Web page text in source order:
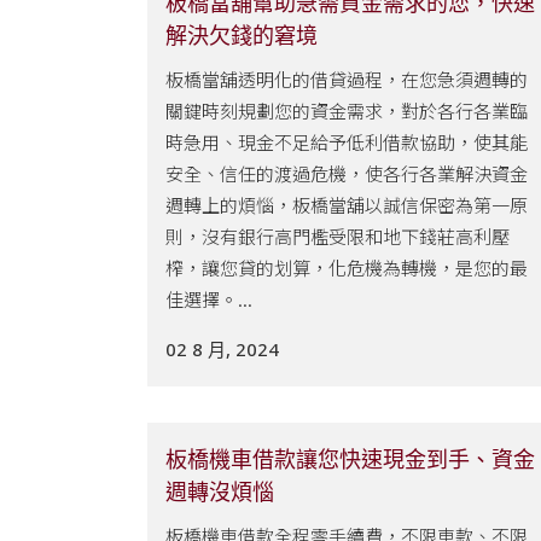
解決欠錢的窘境
板橋當舖透明化的借貸過程，在您急須週轉的
關鍵時刻規劃您的資金需求，對於各行各業臨
時急用、現金不足給予低利借款協助，使其能
安全、信任的渡過危機，使各行各業解決資金
週轉上的煩惱，板橋當舖以誠信保密為第一原
則，沒有銀行高門檻受限和地下錢莊高利壓
榨，讓您貸的划算，化危機為轉機，是您的最
佳選擇。...
02 8 月, 2024
板橋機車借款讓您快速現金到手、資金
週轉沒煩惱
板橋機車借款全程零手續費，不限車款、不限